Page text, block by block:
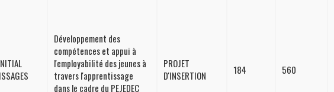
Développement des
compétences et appui à
l'employabilité des jeunes à
travers l'apprentissage
dans le cadre du PEJEDEC
PROJET
D'INSERTION
184 560